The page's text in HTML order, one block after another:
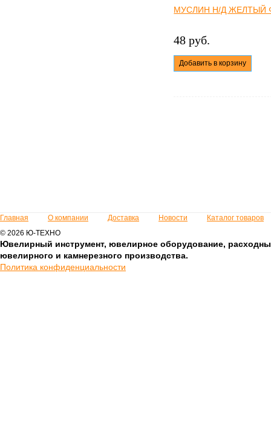
МУСЛИН Н/Д ЖЕЛТЫЙ
48 руб.
Добавить в корзину
Главная О компании Доставка Новости
Каталог товаров
© 2026 Ю-ТЕХНО
Ювелирный инструмент, ювелирное оборудование,
ювелирного и камнерезного производства.
Политика конфиденциальности